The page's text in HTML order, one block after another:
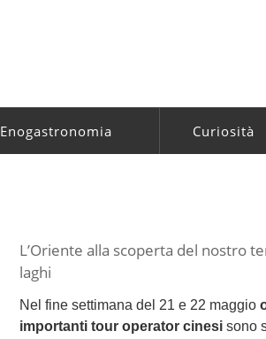
Enogastronomia Curiosità
L’Oriente alla scoperta del nostro
laghi
Nel fine settimana del 21 e 22 maggio
importanti tour operator cinesi sono